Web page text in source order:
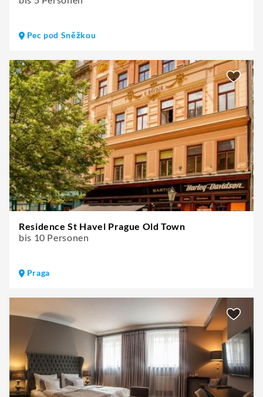
Pec pod Sněžkou
Residence St Havel Prague Old Town
bis 10 Personen
Praga